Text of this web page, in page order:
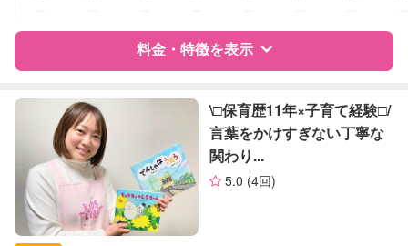
音楽レッスン
絵・工作レッスン
定期予約
お子様の撮影
（定期特典）
対応可能
料金・特徴を表示
特徴 料金 レビュー
サポートの特徴
資格
自治体届出済ベビーシッター
\□︎保育歴11年×子育て経験□︎/
言葉をかけすぎない丁寧な
関わり...
5.0 (4回)